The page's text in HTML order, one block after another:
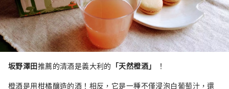
坂野澤田推薦的清酒是義大利的 「天然橙酒」
！
橙酒是用柑橘釀造的酒！相反，它是一種不僅浸泡白葡萄汁，還